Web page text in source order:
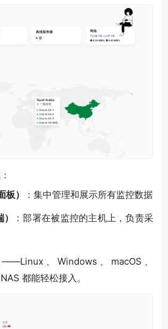
）
：集中管理和展示所有监控数据
：部署在被监控的主机上，负责采
、Windows、macOS、
都能轻松接入。